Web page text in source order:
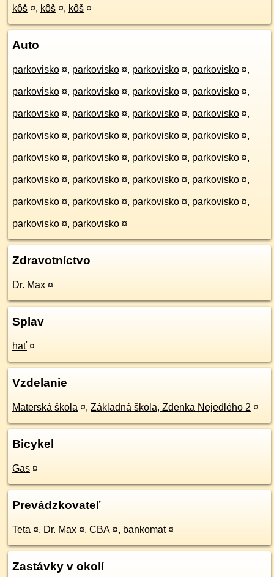
kôš ¤, kôš ¤, kôš ¤
Auto
parkovisko ¤, parkovisko ¤, parkovisko ¤, parkovisko ¤,
parkovisko ¤, parkovisko ¤, parkovisko ¤, parkovisko ¤,
parkovisko ¤, parkovisko ¤, parkovisko ¤, parkovisko ¤,
parkovisko ¤, parkovisko ¤, parkovisko ¤, parkovisko ¤,
parkovisko ¤, parkovisko ¤, parkovisko ¤, parkovisko ¤,
parkovisko ¤, parkovisko ¤, parkovisko ¤, parkovisko ¤,
parkovisko ¤, parkovisko ¤, parkovisko ¤, parkovisko ¤,
parkovisko ¤, parkovisko ¤
Zdravotníctvo
Dr. Max ¤
Splav
hať ¤
Vzdelanie
Materská škola ¤, Základná škola, Zdenka Nejedlého 2 ¤
Bicykel
Gas ¤
Prevádzkovateľ
Teta ¤, Dr. Max ¤, CBA ¤, bankomat ¤
Zastávky v okolí